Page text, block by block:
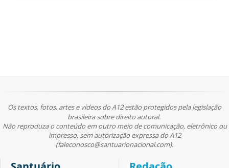
Os textos, fotos, artes e vídeos do A12 estão protegidos pela legislação
brasileira sobre direito autoral.
Não reproduza o conteúdo em outro meio de comunicação, eletrônico ou
impresso, sem autorização expressa do A12
(faleconosco@santuarionacional.com).